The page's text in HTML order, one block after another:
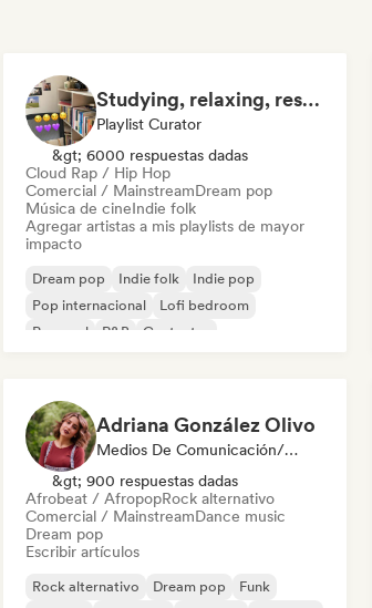
Studying, relaxing, resting...
Playlist Curator
&gt; 6000 respuestas dadas
Cloud Rap / Hip Hop
Comercial / MainstreamDream pop
Música de cineIndie folk
Agregar artistas a mis playlists de mayor
impacto
Dream pop Indie folk
Indie pop
Pop internacional
Lofi bedroom
Pop soul
R&B Cantautor
Adriana González Olivo
Medios De Comunicación/Periodista
&gt; 900 respuestas dadas
Afrobeat / AfropopRock alternativo
Comercial / MainstreamDance music
Dream pop
Escribir artículos
Rock alternativo Dream pop
Funk